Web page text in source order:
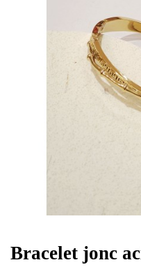
Bracelet jonc